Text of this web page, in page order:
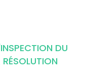
DU
RÉSOLUTION